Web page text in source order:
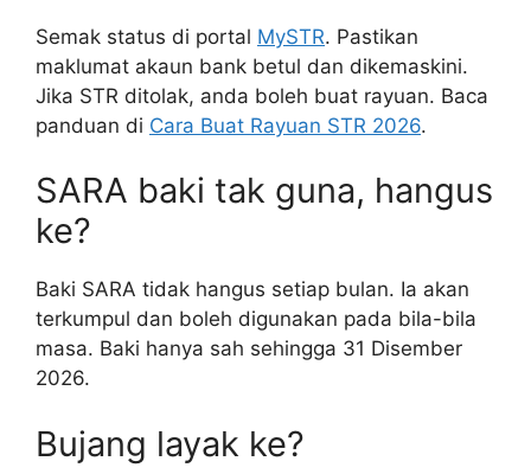
Semak status di portal MySTR. Pastikan
maklumat akaun bank betul dan dikemaskini.
Jika STR ditolak, anda boleh buat rayuan. Baca
panduan di Cara Buat Rayuan STR 2026.
SARA baki tak guna, hangus
ke?
Baki SARA tidak hangus setiap bulan. Ia akan
terkumpul dan boleh digunakan pada bila-bila
masa. Baki hanya sah sehingga 31 Disember
2026.
Bujang layak ke?